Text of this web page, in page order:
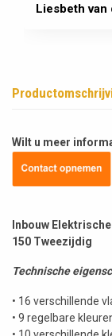
Afspraak is
Liesbeth van
Wilt u meer
Inbouw
150 Tweezijdig
Technische
• 16 verschillende
• 9 regelbare